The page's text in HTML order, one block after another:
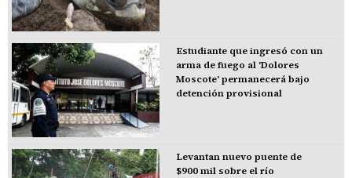
Estudiante que ingresó con un
arma de fuego al 'Dolores
Moscote' permanecerá bajo
detención provisional
Levantan nuevo puente de
$900 mil sobre el río